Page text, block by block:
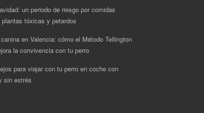
un periodo de riesgo por comidas
tóxicas y petardos
en Valencia: cómo el Método Tellington
la convivencia con tu perro
para viajar con tu perro en coche con
sin estrés